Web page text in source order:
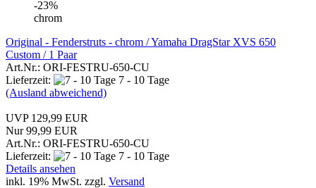
-23%
chrom
Original - Fenderstruts - chrom / Yamaha DragStar XVS 650
Custom / 1 Paar
Art.Nr.: ORI-FESTRU-650-CU
Lieferzeit:
7 - 10 Tage
(Ausland abweichend)
UVP 129,99 EUR
Nur 99,99 EUR
Art.Nr.: ORI-FESTRU-650-CU
Lieferzeit:
7 - 10 Tage
Details ansehen
inkl. 19% MwSt. zzgl. Versand